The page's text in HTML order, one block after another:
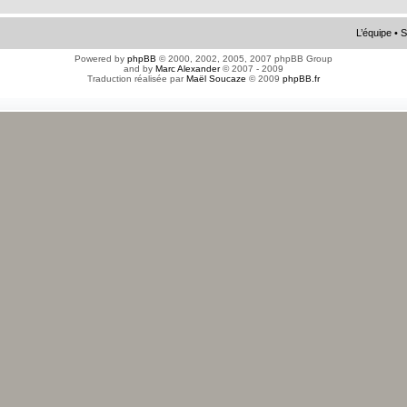
L’équipe •
Powered by phpBB © 2000, 2002, 2005, 2007 phpBB Group
and by Marc Alexander© 2007 - 2009
Traduction réalisée parMaël Soucaze © 2009 phpBB.fr